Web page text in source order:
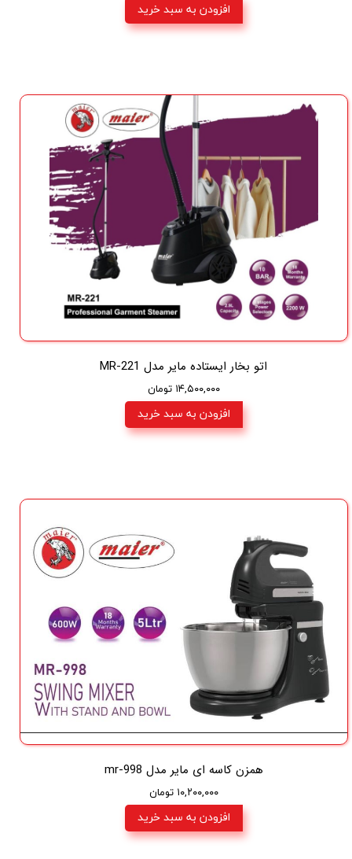
افزودن به سبد خرید
اتو بخار ایستاده مایر مدل MR-221
۱۴,۵۰۰,۰۰۰ تومان
افزودن به سبد خرید
همزن کاسه ای مایر مدل mr-998
۱۰,۲۰۰,۰۰۰ تومان
افزودن به سبد خرید